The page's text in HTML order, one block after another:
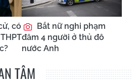
có
Bắt nữ nghi phạm
đâm 4 người ở thủ đô
nước Anh
TÂM